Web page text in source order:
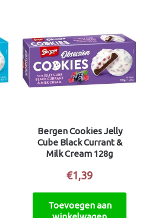
Bergen Cookies Jelly
Cube Black Currant &
Milk Cream 128g
€1,39
Toevoegen aan